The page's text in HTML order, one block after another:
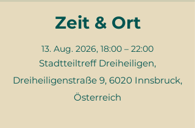
Zeit & Ort
13. Aug. 2026, 18:00 – 22:00
Stadtteiltreff Dreiheiligen,
Dreiheiligenstraße 9, 6020 Innsbruck,
Österreich